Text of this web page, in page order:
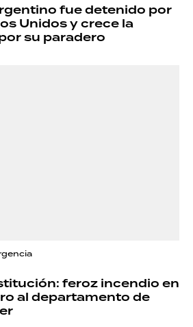
fue detenido por
Unidos y crece la
su paradero
feroz incendio en
al departamento de